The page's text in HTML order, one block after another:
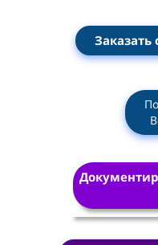
Заказать